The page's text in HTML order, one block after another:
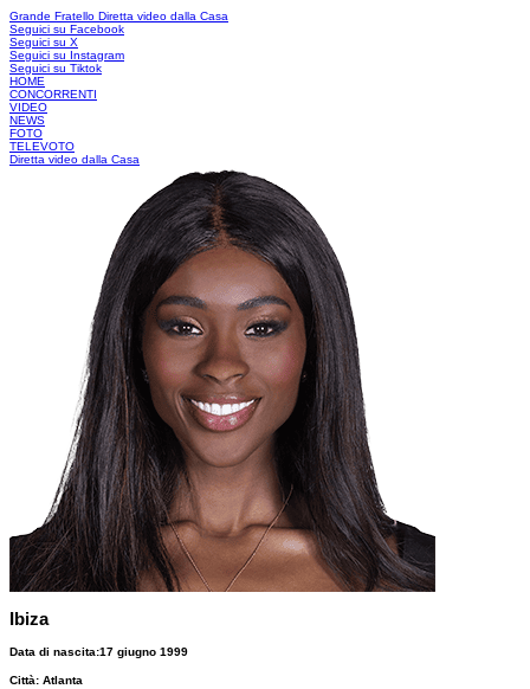
Grande Fratello Diretta video dalla Casa
Seguici su Facebook
Seguici su X
Seguici su Instagram
Seguici su Tiktok
HOME
CONCORRENTI
VIDEO
NEWS
FOTO
TELEVOTO
Diretta video dalla Casa
Ibiza
Data di nascita:17 giugno 1999
Città: Atlanta